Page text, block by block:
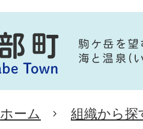
ホーム 組織から探